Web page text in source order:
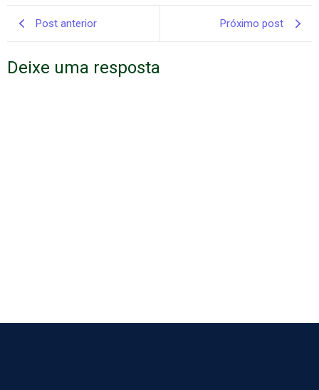
Post anterior Próximo post
Deixe uma resposta